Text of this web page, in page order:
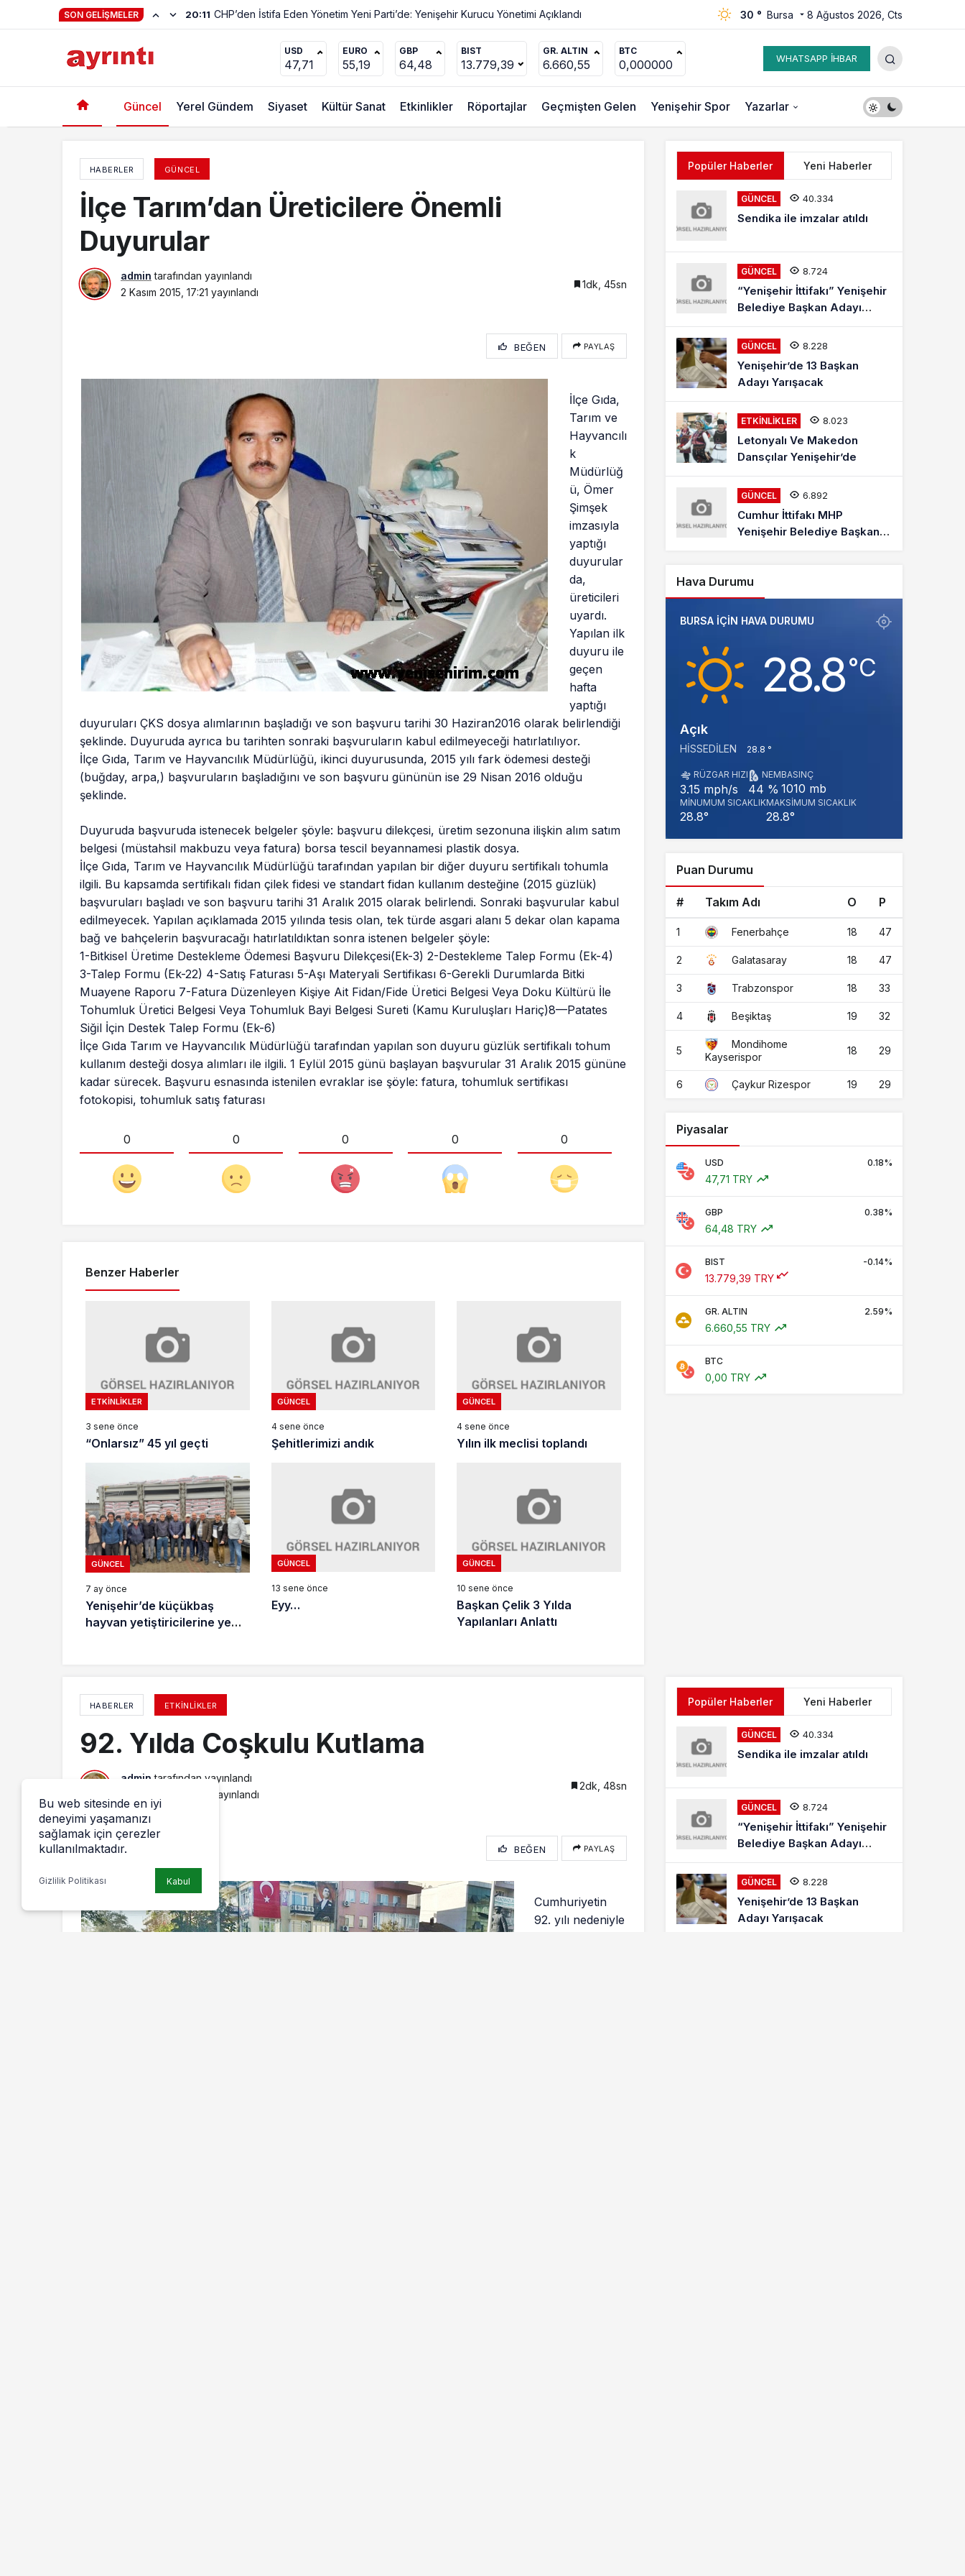
SON GELIŞMELER 30 ° Bursa 8 Ağustos 2026, Cts
USD
47,71
EURO
55,19
GBP
64,48
BIST
13.779,39
GR. ALTIN
6.660,55
BTC
0,000000 WHATSAPP İHBAR
Güncel Yerel Gündem Siyaset Kültür Sanat Etkinlikler Röportajlar Geçmişten Gelen Yenişehir Spor Yazarlar
HABERLER GÜNCEL
İlçe Tarım’dan Üreticilere Önemli
Duyurular
admin tarafından yayınlandı
2 Kasım 2015, 17:21 yayınlandı
1dk, 45sn
BEĞEN PAYLAŞ
İlçe Gıda,
Tarım ve
Hayvancılı
k
Müdürlüğ
ü, Ömer
Şimşek
imzasıyla
yaptığı
duyurular
da,
üreticileri
uyardı.
Yapılan ilk
duyuru ile
geçen
hafta
yaptığı
duyuruları ÇKS dosya alımlarının başladığı ve son başvuru tarihi 30 Haziran2016 olarak belirlendiği
şeklinde. Duyuruda ayrıca bu tarihten sonraki başvuruların kabul edilmeyeceği hatırlatılıyor.
İlçe Gıda, Tarım ve Hayvancılık Müdürlüğü, ikinci duyurusunda, 2015 yılı fark ödemesi desteği
(buğday, arpa,) başvuruların başladığını ve son başvuru gününün ise 29 Nisan 2016 olduğu
şeklinde.
Duyuruda başvuruda istenecek belgeler şöyle: başvuru dilekçesi, üretim sezonuna ilişkin alım satım
belgesi (müstahsil makbuzu veya fatura) borsa tescil beyannamesi plastik dosya.
İlçe Gıda, Tarım ve Hayvancılık Müdürlüğü tarafından yapılan bir diğer duyuru sertifikalı tohumla
ilgili. Bu kapsamda sertifikalı fidan çilek fidesi ve standart fidan kullanım desteğine (2015 güzlük)
başvuruları başladı ve son başvuru tarihi 31 Aralık 2015 olarak belirlendi. Sonraki başvurular kabul
edilmeyecek. Yapılan açıklamada 2015 yılında tesis olan, tek türde asgari alanı 5 dekar olan kapama
bağ ve bahçelerin başvuracağı hatırlatıldıktan sonra istenen belgeler şöyle:
1-Bitkisel Üretime Destekleme Ödemesi Başvuru Dilekçesi(Ek-3) 2-Destekleme Talep Formu (Ek-4)
3-Talep Formu (Ek-22) 4-Satış Faturası 5-Aşı Materyali Sertifikası 6-Gerekli Durumlarda Bitki
Muayene Raporu 7-Fatura Düzenleyen Kişiye Ait Fidan/Fide Üretici Belgesi Veya Doku Kültürü İle
Tohumluk Üretici Belgesi Veya Tohumluk Bayi Belgesi Sureti (Kamu Kuruluşları Hariç)8—Patates
Siğil İçin Destek Talep Formu (Ek-6)
İlçe Gıda Tarım ve Hayvancılık Müdürlüğü tarafından yapılan son duyuru güzlük sertifikalı tohum
kullanım desteği dosya alımları ile ilgili. 1 Eylül 2015 günü başlayan başvurular 31 Aralık 2015 gününe
kadar sürecek. Başvuru esnasında istenilen evraklar ise şöyle: fatura, tohumluk sertifikası
fotokopisi, tohumluk satış faturası
0 0 0 0 0
Benzer Haberler
ETKINLIKLER
3 sene önce
“Onlarsız” 45 yıl geçti
GÜNCEL
4 sene önce
Şehitlerimizi andık
GÜNCEL
4 sene önce
Yılın ilk meclisi toplandı
GÜNCEL
7 ay önce
Yenişehir’de küçükbaş
hayvan yetiştiricilerine yem
GÜNCEL
13 sene önce
Eyy…
GÜNCEL
10 sene önce
Başkan Çelik 3 Yılda
Yapılanları Anlattı
Popüler Haberler Yeni Haberler
GÜNCEL 40.334
Sendika ile imzalar atıldı
GÜNCEL 8.724
“Yenişehir İttifakı” Yenişehir
Belediye Başkan Adayı
Mehmet Kaya Röportajı
GÜNCEL 8.228
Yenişehir’de 13 Başkan
Adayı Yarışacak
ETKINLIKLER 8.023
Letonyalı Ve Makedon
Dansçılar Yenişehir’de
GÜNCEL 6.892
Cumhur İttifakı MHP
Yenişehir Belediye Başkan
Hava Durumu
BURSA IÇIN HAVA DURUMU
28.8‎°C
Açık
HISSEDILEN 28.8 °
RÜZGAR HIZI
3.15 mph/s
NEM
44 %
BASINÇ
1010 mb
MINUMUM SICAKLIK
28.8°
MAKSIMUM SICAKLIK
28.8°
Puan Durumu
# Takım Adı O P
1 Fenerbahçe 18 47
2 Galatasaray 18 47
3 Trabzonspor 18 33
4 Beşiktaş 19 32
5
Mondihome
Kayserispor
18 29
6 Çaykur Rizespor 19 29
Piyasalar
USD 0.18%
47,71 TRY
GBP 0.38%
64,48 TRY
BIST -0.14%
13.779,39 TRY
GR. ALTIN 2.59%
6.660,55 TRY
BTC
0,00 TRY
HABERLER ETKINLIKLER
92. Yılda Coşkulu Kutlama
admin tarafından yayınlandı
yayınlandı
2dk, 48sn
BEĞEN PAYLAŞ
Cumhuriyetin
92. yılı nedeniyle
92. Yılda Coşkulu Kutlama
Popüler Haberler Yeni Haberler
GÜNCEL 40.334
Sendika ile imzalar atıldı
GÜNCEL 8.724
“Yenişehir İttifakı” Yenişehir
Belediye Başkan Adayı
Mehmet Kaya Röportajı
GÜNCEL 8.228
Yenişehir’de 13 Başkan
Adayı Yarışacak
Bu web sitesinde en iyi
deneyimi yaşamanızı
sağlamak için çerezler
kullanılmaktadır.
Gizlilik Politikası Kabul